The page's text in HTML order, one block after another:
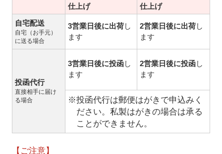
仕上げ
仕上げ
自宅配送
自宅（お手元）
に送る場合
3営業日後に出荷し
ます
2営業日後に出荷し
ます
投函代行
直接相手に届け
る場合
3営業日後に投函し
ます
2営業日後に投函し
ます
※投函代行は郵便はがきで申込みく
ださい。私製はがきの場合は承る
ことができません。
【ご注意】